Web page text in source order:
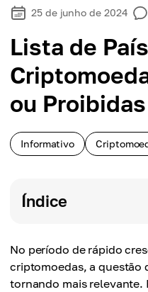
25 de junho de 2024
Lista de
ou Proibidas
Informativo
Índice
No período de rápido
criptomoedas, a questão
tornando mais